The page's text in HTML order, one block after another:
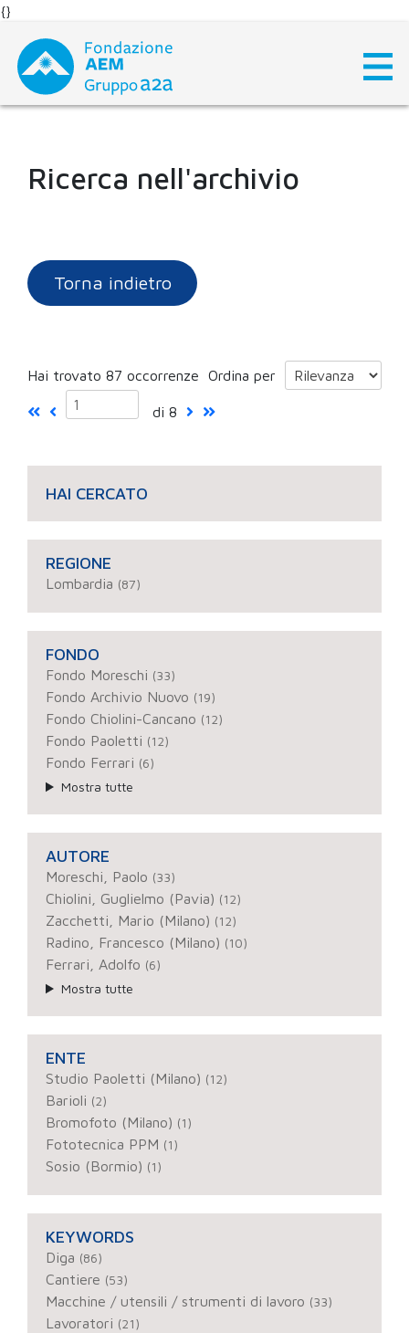
{}
content
Ricerca nell'archivio
Torna indietro
Hai trovato 87 occorrenze Ordina per
di 8
HAI CERCATO
REGIONE
Lombardia (87)
FONDO
Fondo Moreschi (33)
Fondo Archivio Nuovo (19)
Fondo Chiolini-Cancano (12)
Fondo Paoletti (12)
Fondo Ferrari (6)
Mostra tutte
AUTORE
Moreschi, Paolo (33)
Chiolini, Guglielmo (Pavia) (12)
Zacchetti, Mario (Milano) (12)
Radino, Francesco (Milano) (10)
Ferrari, Adolfo (6)
Mostra tutte
ENTE
Studio Paoletti (Milano) (12)
Barioli (2)
Bromofoto (Milano) (1)
Fototecnica PPM (1)
Sosio (Bormio) (1)
KEYWORDS
Diga (86)
Cantiere (53)
Macchine / utensili / strumenti di lavoro (33)
Lavoratori (21)